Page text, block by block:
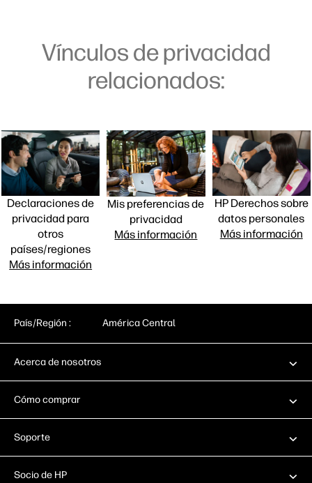
Vínculos de privacidad
relacionados:
Declaraciones de
privacidad para
otros
países/regiones
Más información
Mis preferencias de
privacidad
Más información
HP Derechos sobre
datos personales
Más información
País/Región : América Central
Acerca de nosotros
Cómo comprar
Soporte
Socio de HP